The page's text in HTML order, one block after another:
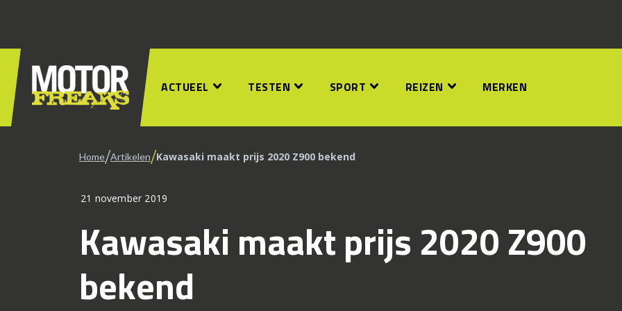
ACTUEEL TESTEN SPORT REIZEN MERKEN
Home/Artikelen/Kawasaki maakt prijs 2020 Z900 bekend
21 november 2019
Kawasaki maakt prijs 2020 Z900
bekend